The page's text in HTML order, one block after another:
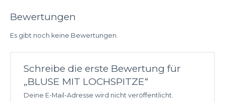
Bewertungen
Es gibt noch keine Bewertungen.
Schreibe die erste Bewertung für
„BLUSE MIT LOCHSPITZE“
Deine E-Mail-Adresse wird nicht veröffentlicht.